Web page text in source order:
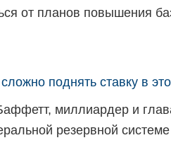
от планов повышения
поднять ставку в
миллиардер и
резервной